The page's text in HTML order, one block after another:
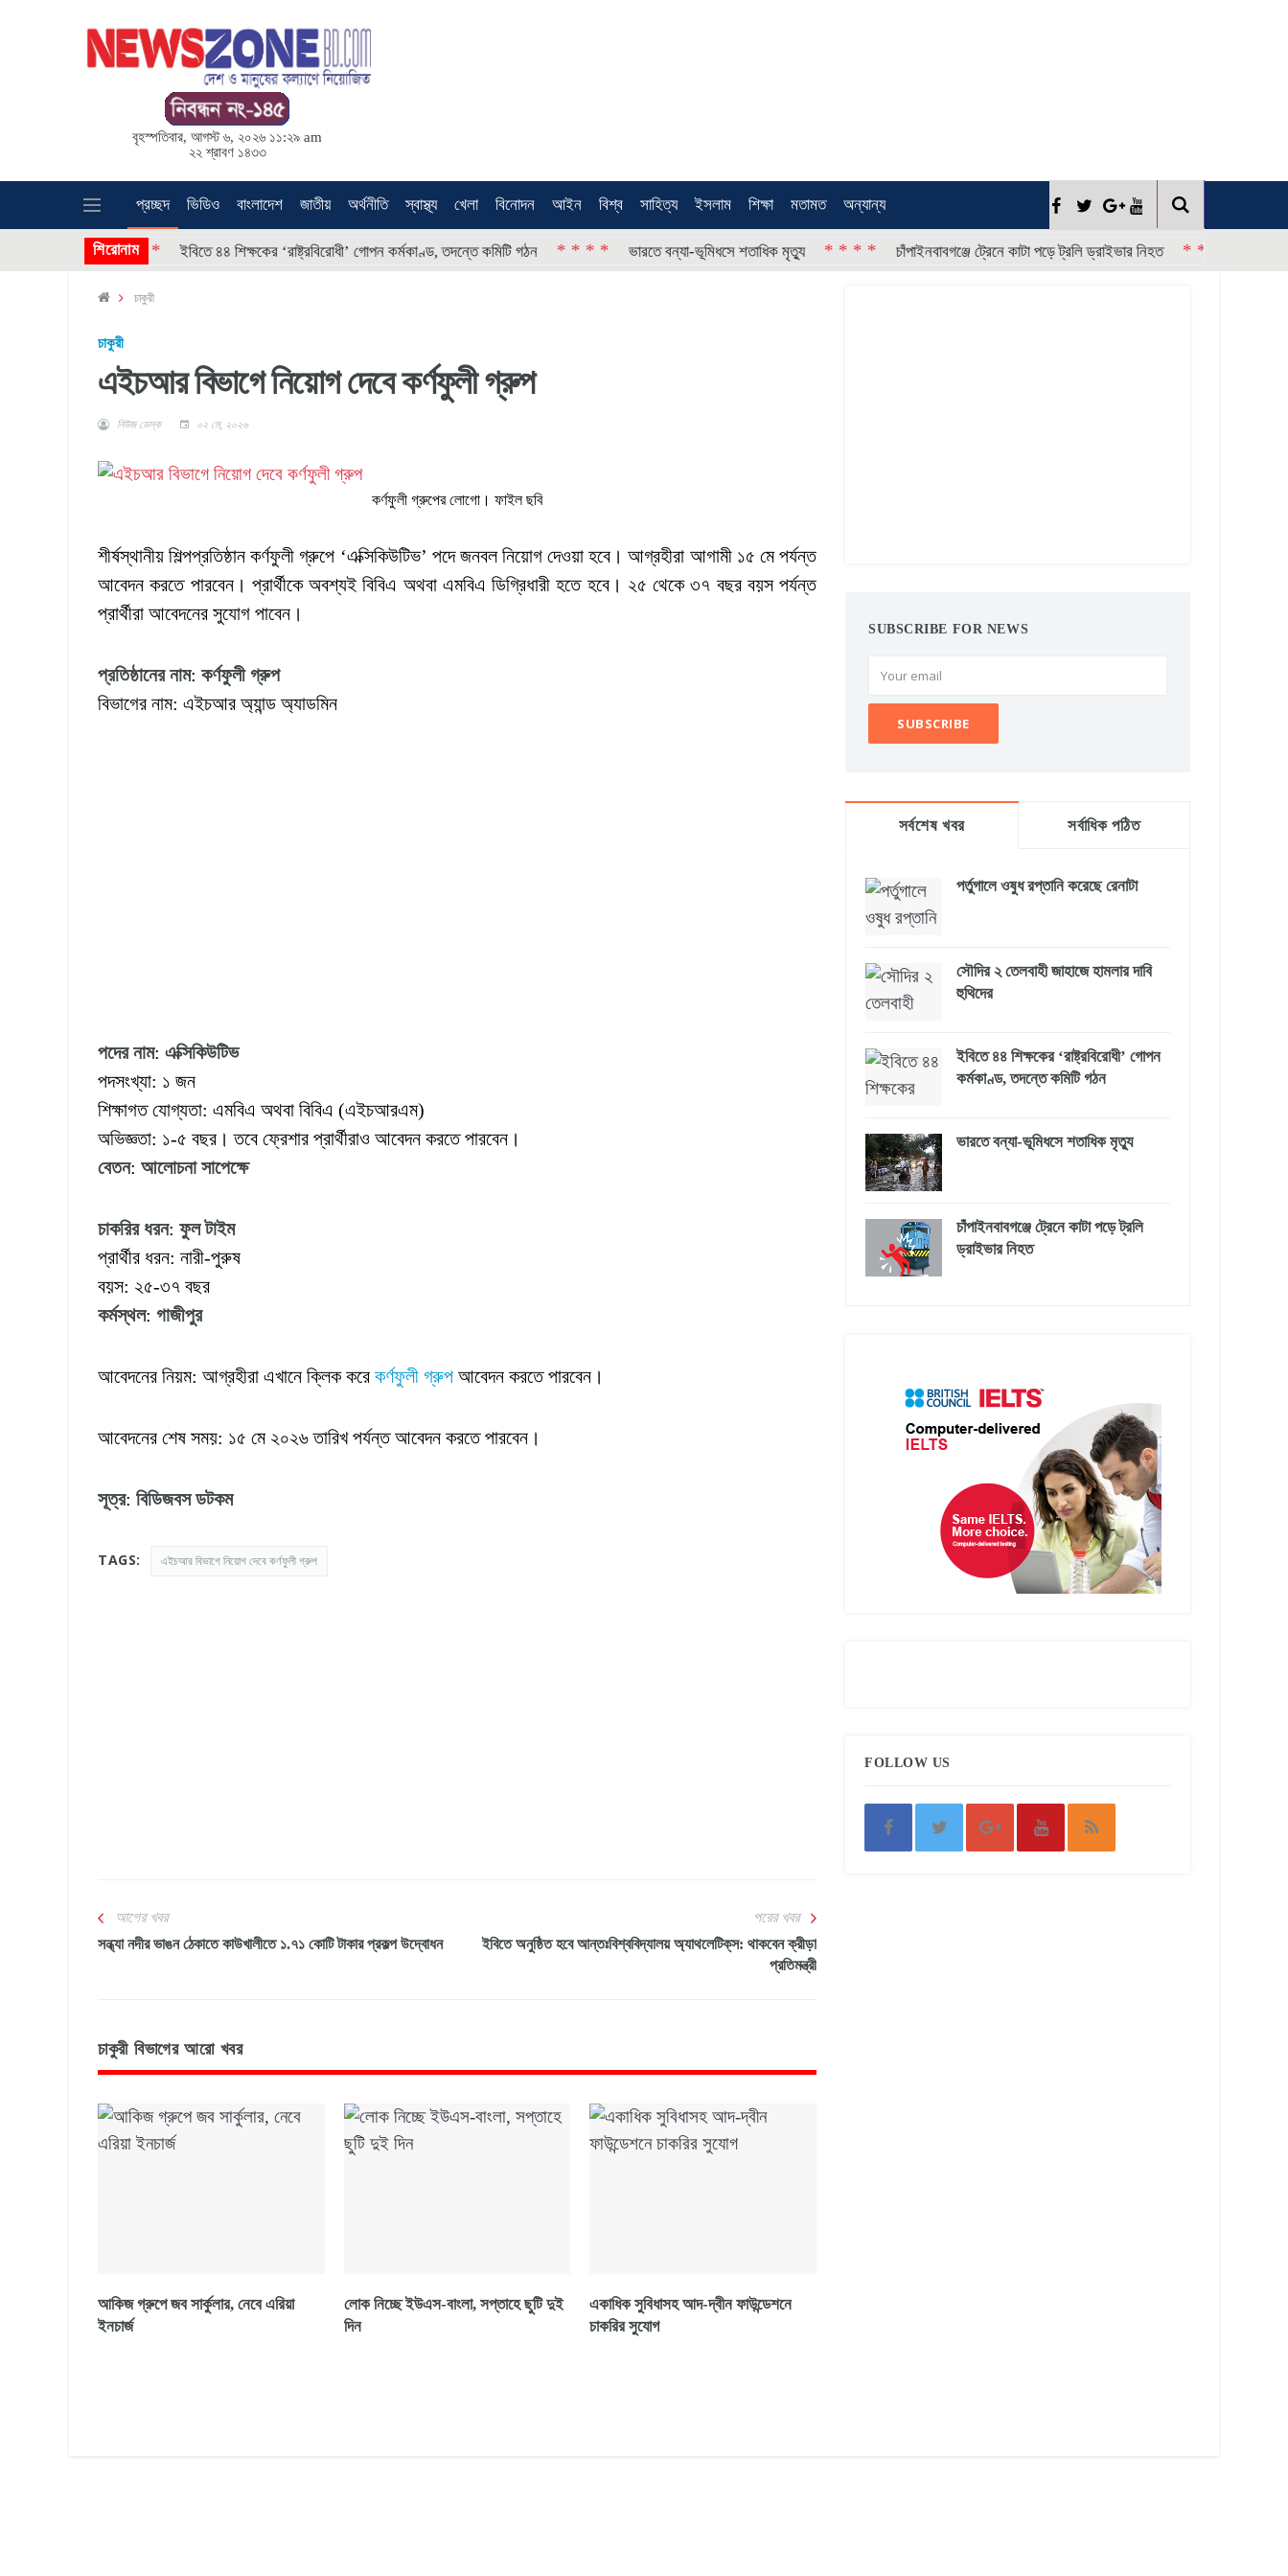
বৃহস্পতিবার, আগস্ট ৬, ২০২৬ ১১:২৯ am
২২ শ্রাবণ ১৪৩৩
প্রচ্ছদ ভিডিও বাংলাদেশ জাতীয় অর্থনীতি স্বাস্থ্য খেলা বিনোদন আইন বিশ্ব সাহিত্য ইসলাম শিক্ষা মতামত অন্যান্য
শিরোনাম
* * * * ইবিতে ৪৪ শিক্ষকের ‘রাষ্ট্রবিরোধী’ গোপন কর্মকাণ্ড, তদন্তে কমিটি গঠন * * * * ভারতে বন্যা-ভূমিধসে শতাধিক মৃত্যু * * * * চাঁপাইনবাবগঞ্জে ট্রেনে কাটা পড়ে ট্রলি ড্রাইভার নিহত * * * *
চাকুরী
চাকুরী
এইচআর বিভাগে নিয়োগ দেবে কর্ণফুলী গ্রুপ
নিউজ ডেস্ক ০২ মে, ২০২৬
কর্ণফুলী গ্রুপের লোগো। ফাইল ছবি
শীর্ষস্থানীয় শিল্পপ্রতিষ্ঠান কর্ণফুলী গ্রুপে ‘এক্সিকিউটিভ’ পদে জনবল নিয়োগ দেওয়া হবে। আগ্রহীরা আগামী ১৫ মে পর্যন্ত
আবেদন করতে পারবেন। প্রার্থীকে অবশ্যই বিবিএ অথবা এমবিএ ডিগ্রিধারী হতে হবে। ২৫ থেকে ৩৭ বছর বয়স পর্যন্ত
প্রার্থীরা আবেদনের সুযোগ পাবেন।
প্রতিষ্ঠানের নাম: কর্ণফুলী গ্রুপ
বিভাগের নাম: এইচআর অ্যান্ড অ্যাডমিন
পদের নাম: এক্সিকিউটিভ
পদসংখ্যা: ১ জন
শিক্ষাগত যোগ্যতা: এমবিএ অথবা বিবিএ (এইচআরএম)
অভিজ্ঞতা: ১-৫ বছর। তবে ফ্রেশার প্রার্থীরাও আবেদন করতে পারবেন।
বেতন: আলোচনা সাপেক্ষে
চাকরির ধরন: ফুল টাইম
প্রার্থীর ধরন: নারী-পুরুষ
বয়স: ২৫-৩৭ বছর
কর্মস্থল: গাজীপুর
আবেদনের নিয়ম: আগ্রহীরা এখানে ক্লিক করে কর্ণফুলী গ্রুপ আবেদন করতে পারবেন।
আবেদনের শেষ সময়: ১৫ মে ২০২৬ তারিখ পর্যন্ত আবেদন করতে পারবেন।
সূত্র: বিডিজবস ডটকম
TAGS: এইচআর বিভাগে নিয়োগ দেবে কর্ণফুলী গ্রুপ
আগের খবর
সন্ধ্যা নদীর ভাঙন ঠেকাতে কাউখালীতে ১.৭১ কোটি টাকার প্রকল্প উদ্বোধন
পরের খবর
ইবিতে অনুষ্ঠিত হবে আন্তঃবিশ্ববিদ্যালয় অ্যাথলেটিক্‌স: থাকবেন ক্রীড়া
প্রতিমন্ত্রী
চাকুরী বিভাগের আরো খবর
আকিজ গ্রুপে জব সার্কুলার, নেবে এরিয়া
ইনচার্জ
লোক নিচ্ছে ইউএস-বাংলা, সপ্তাহে ছুটি দুই
দিন
একাধিক সুবিধাসহ আদ-দ্বীন ফাউন্ডেশনে
চাকরির সুযোগ
SUBSCRIBE FOR NEWS
সর্বশেষ খবর সর্বাধিক পঠিত
পর্তুগালে ওষুধ রপ্তানি করেছে রেনাটা
সৌদির ২ তেলবাহী জাহাজে হামলার দাবি
হুথিদের
ইবিতে ৪৪ শিক্ষকের ‘রাষ্ট্রবিরোধী’ গোপন
কর্মকাণ্ড, তদন্তে কমিটি গঠন
ভারতে বন্যা-ভূমিধসে শতাধিক মৃত্যু
চাঁপাইনবাবগঞ্জে ট্রেনে কাটা পড়ে ট্রলি
ড্রাইভার নিহত
FOLLOW US